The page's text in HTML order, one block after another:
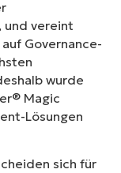
und vereint
Governance-
wurde
Magic
Lösungen
sich für